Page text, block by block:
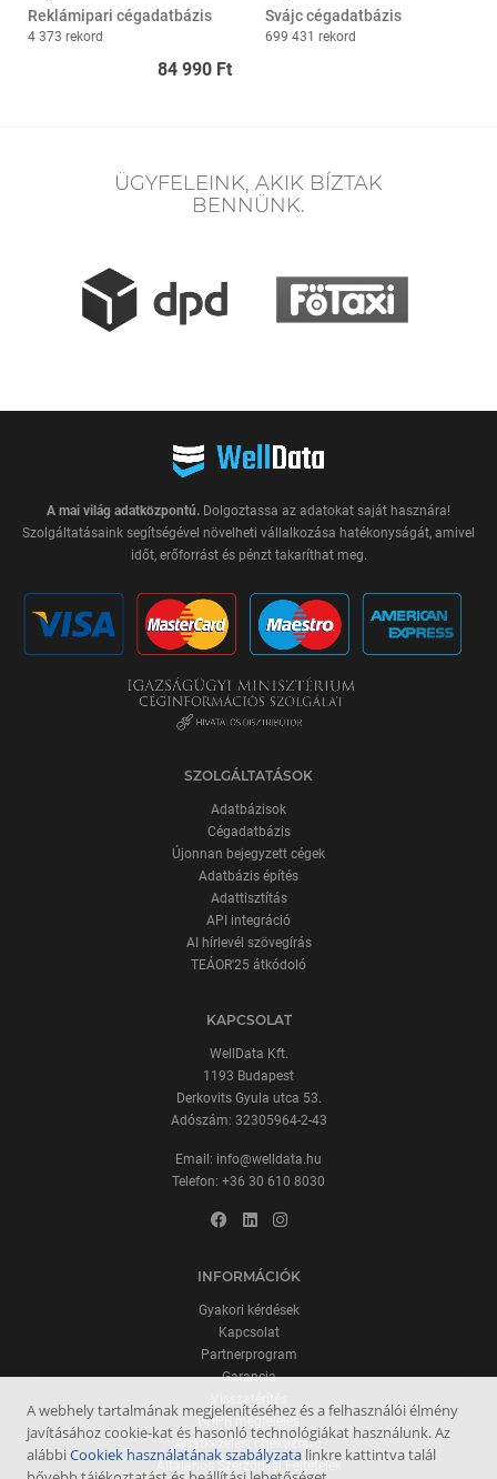
Reklámipari cégadatbázis
4 373 rekord
84 990 Ft
Svájc cégadatbázis
699 431 rekord
ÜGYFELEINK, AKIK BÍZTAK
BENNÜNK.
A mai világ adatközpontú. Dolgoztassa az adatokat saját hasznára!
Szolgáltatásaink segítségével növelheti vállalkozása hatékonyságát, amivel
időt, erőforrást és pénzt takaríthat meg.
SZOLGÁLTATÁSOK
Adatbázisok
Cégadatbázis
Újonnan bejegyzett cégek
Adatbázis építés
Adattisztítás
API integráció
AI hírlevél szövegírás
TEÁOR'25 átkódoló
KAPCSOLAT
WellData Kft.
1193 Budapest
Derkovits Gyula utca 53.
Adószám: 32305964-2-43
Email: info@welldata.hu
Telefon: +36 30 610 8030
INFORMÁCIÓK
Gyakori kérdések
Kapcsolat
Partnerprogram
Garancia
GDPR megfelelés
Adatkezelési tájékoztató
Általános Szerződési Feltételek
A webhely tartalmának megjelenítéséhez és a felhasználói élmény
javításához cookie-kat és hasonló technológiákat használunk. Az
alábbiCookiek használatának szabályzata linkre kattintva talál